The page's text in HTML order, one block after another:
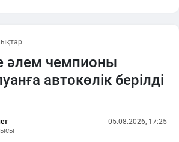
әлем чемпионы
автокөлік берілді
05.08.2026, 17:25